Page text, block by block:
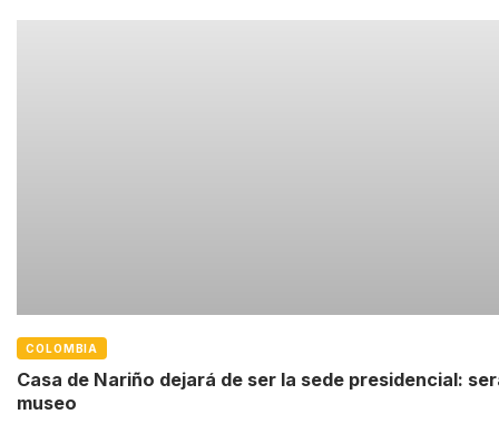
COLOMBIA
Casa de Nariño dejará de ser la sede presidencial:
museo